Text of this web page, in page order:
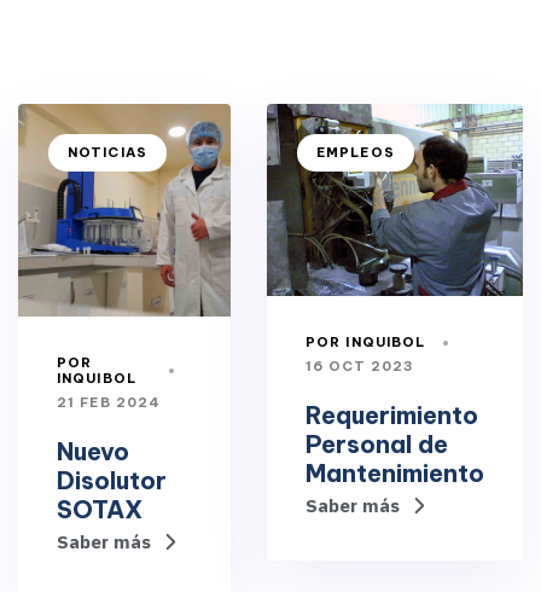
TAGSNOTICIAS
POR
INQUIBOL
21 FEB 2024
Nuevo
Disolutor
SOTAX
Saber más
TAGSEMPLEOS
POR INQUIBOL
16 OCT 2023
Requerimiento
Personal de
Mantenimiento
Saber más